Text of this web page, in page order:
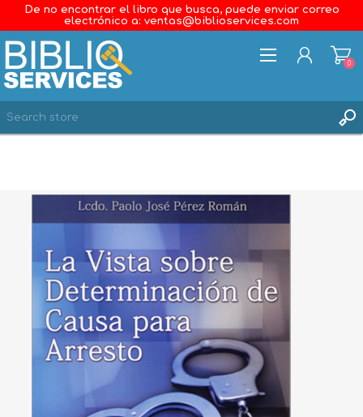
De no encontrar el libro que busca, puede enviar correo
electrónico a: ventas@biblioservices.com
WISHLIST
0
0